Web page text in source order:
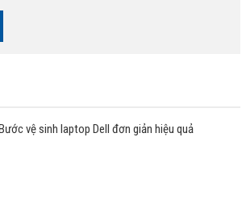
vệ sinh laptop Dell đơn giản hiệu quả